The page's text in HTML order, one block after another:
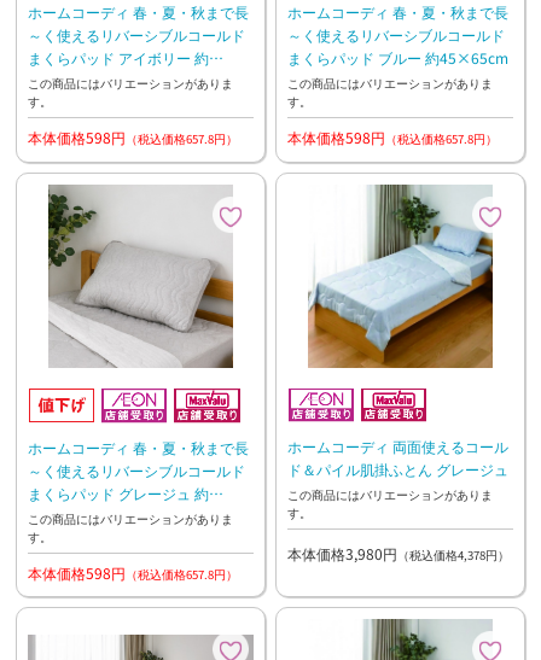
ホームコーディ 春・夏・秋まで長
～く使えるリバーシブルコールド
まくらパッド アイボリー 約
45×65cm
この商品にはバリエーションがありま
す。
本体価格598円 （税込価格657.8円）
ホームコーディ 春・夏・秋まで長
～く使えるリバーシブルコールド
まくらパッド ブルー 約45×65cm
この商品にはバリエーションがありま
す。
本体価格598円 （税込価格657.8円）
ホームコーディ 春・夏・秋まで長
～く使えるリバーシブルコールド
まくらパッド グレージュ 約
45×65cm
この商品にはバリエーションがありま
す。
本体価格598円 （税込価格657.8円）
ホームコーディ 両面使えるコール
ド＆パイル肌掛ふとん グレージュ
この商品にはバリエーションがありま
す。
本体価格3,980円 （税込価格4,378円）